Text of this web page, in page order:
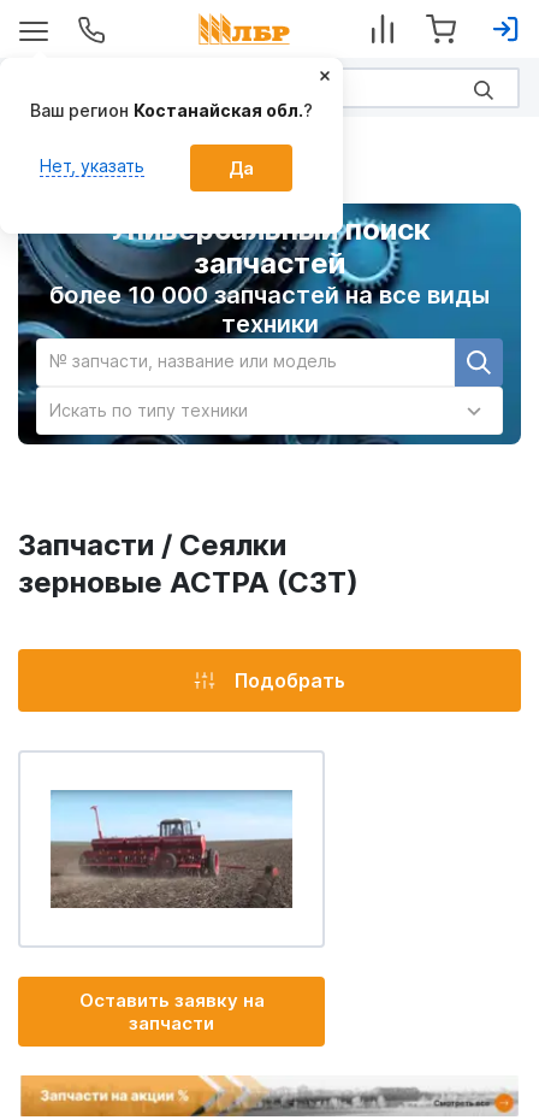
Универсальный поиск
запчастей
более 10 000 запчастей на все виды
техники
№ запчасти, название или модель
Искать по типу техники
Запчасти / Сеялки
зерновые АСТРА (СЗТ)
Подобрать
Оставить заявку на
запчасти
Ваш регион Костанайская обл.?
Нет, указать Да